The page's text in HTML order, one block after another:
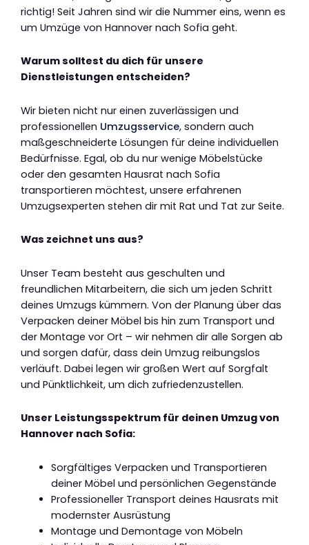
richtig! Seit Jahren sind wir die Nummer eins, wenn es
um Umzüge von Hannover nach Sofia geht.
Warum solltest du dich für unsere
Dienstleistungen entscheiden?
Wir bieten nicht nur einen zuverlässigen und
professionellen Umzugsservice, sondern auch
maßgeschneiderte Lösungen für deine individuellen
Bedürfnisse. Egal, ob du nur wenige Möbelstücke
oder den gesamten Hausrat nach Sofia
transportieren möchtest, unsere erfahrenen
Umzugsexperten stehen dir mit Rat und Tat zur Seite.
Was zeichnet uns aus?
Unser Team besteht aus geschulten und
freundlichen Mitarbeitern, die sich um jeden Schritt
deines Umzugs kümmern. Von der Planung über das
Verpacken deiner Möbel bis hin zum Transport und
der Montage vor Ort – wir nehmen dir alle Sorgen ab
und sorgen dafür, dass dein Umzug reibungslos
verläuft. Dabei legen wir großen Wert auf Sorgfalt
und Pünktlichkeit, um dich zufriedenzustellen.
Unser Leistungsspektrum für deinen Umzug von
Hannover nach Sofia:
Sorgfältiges Verpacken und Transportieren
deiner Möbel und persönlichen Gegenstände
Professioneller Transport deines Hausrats mit
modernster Ausrüstung
Montage und Demontage von Möbeln